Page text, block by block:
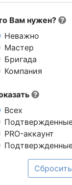
Вам нужен?
Неважно
Мастер
Бригада
Компания
Всех
PRO-аккаунт